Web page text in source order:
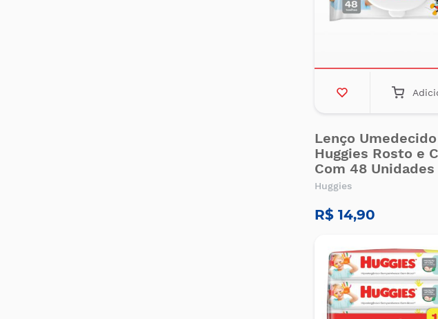
Lenço Umedecido
Huggies Rosto e
Com 48 Unidades
Huggies
R$ 14,90